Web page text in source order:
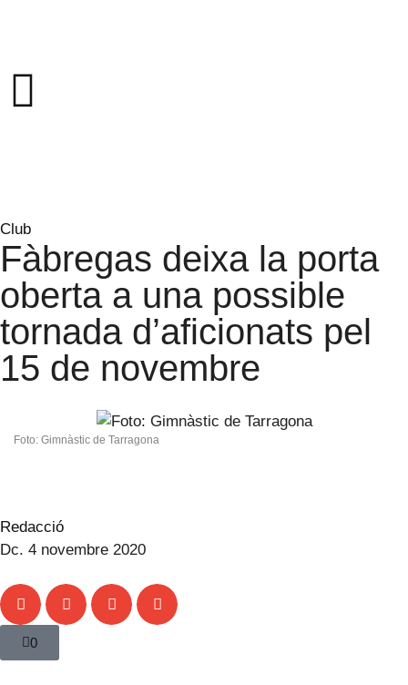
Club
Fàbregas deixa la porta
oberta a una possible
tornada d’aficionats pel
15 de novembre
Foto: Gimnàstic de Tarragona
Redacció
Dc. 4 novembre 2020
0